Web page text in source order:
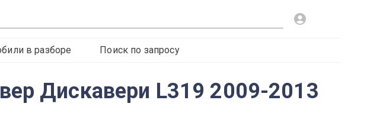
в разборе Поиск по запросу
Дискавери L319 2009-2013